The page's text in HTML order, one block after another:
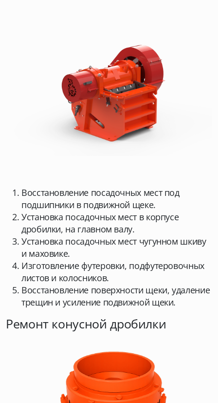
Восстановление посадочных мест под
подшипники в подвижной щеке.
Установка посадочных мест в корпусе
дробилки, на главном валу.
Установка посадочных мест чугунном шкиву
и маховике.
Изготовление футеровки, подфутеровочных
листов и колосников.
Восстановление поверхности щеки, удаление
трещин и усиление подвижной щеки.
Ремонт конусной дробилки